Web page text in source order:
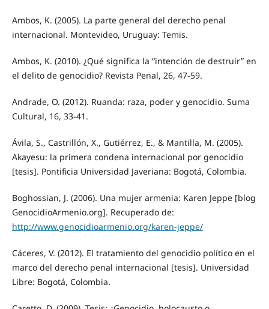
Ambos, K. (2005). La parte general del derecho penal
internacional. Montevideo, Uruguay: Temis.
Ambos, K. (2010). ¿Qué significa la “intención de destruir” en
el delito de genocidio? Revista Penal, 26, 47-59.
Andrade, O. (2012). Ruanda: raza, poder y genocidio. Suma
Cultural, 16, 33-41.
Ávila, S., Castrillón, X., Gutiérrez, E., & Mantilla, M. (2005).
Akayesu: la primera condena internacional por genocidio
[tesis]. Pontificia Universidad Javeriana: Bogotá, Colombia.
Boghossian, J. (2006). Una mujer armenia: Karen Jeppe [blog
GenocidioArmenio.org]. Recuperado de:
http://www.genocidioarmenio.org/karen-jeppe/
Cáceres, V. (2012). El tratamiento del genocidio político en el
marco del derecho penal internacional [tesis]. Universidad
Libre: Bogotá, Colombia.